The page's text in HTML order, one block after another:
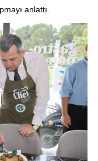
anlattı.